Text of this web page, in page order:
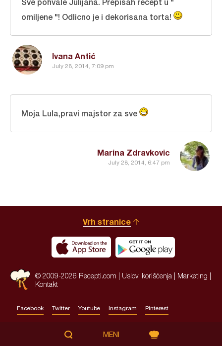
Ivana Antić
July 28, 2014, 7:09 pm
omiljene "! Odlicno je i dekorisana torta!
Marina Zdravkovic
July 28, 2014, 6:47 pm
Moja Lula,pravi majstor za sve
Vrh stranice
© 2009-2026 Recepti.com | Uslovi korišćenja Marketing
Kontakt
Facebook Twitter Youtube Instagram Pinterest